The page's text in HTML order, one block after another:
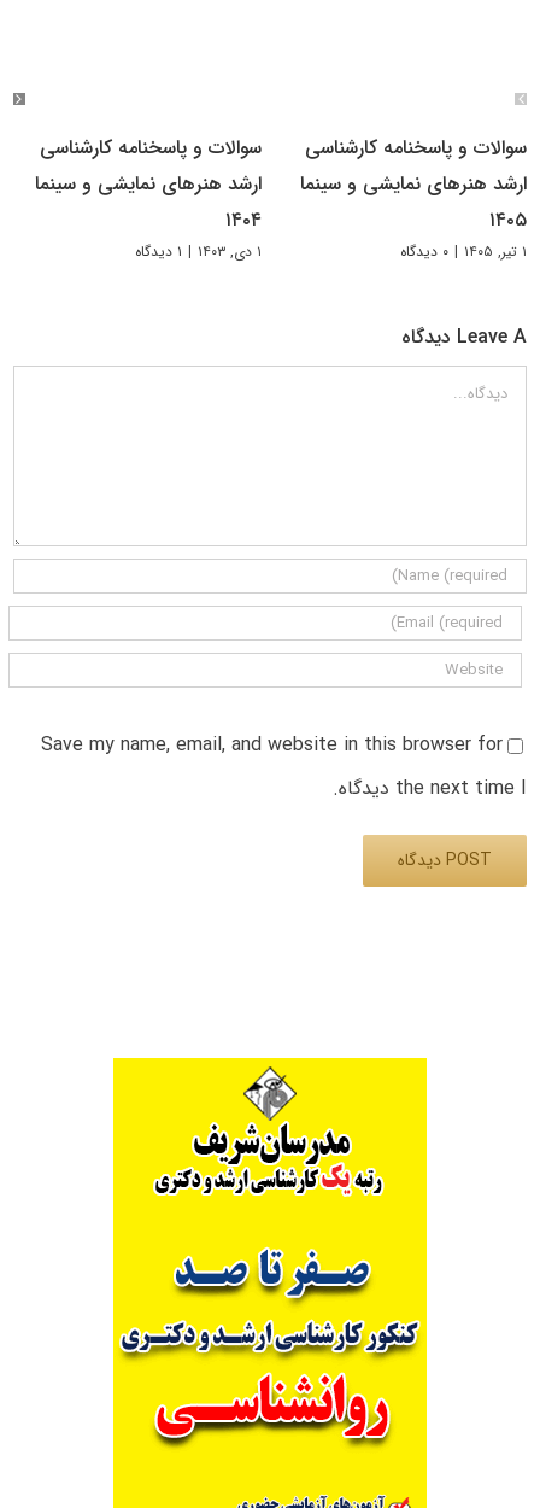
سوالات و پاسخنامه کارشناسی
ارشد هنرهای نمایشی و سینما
۱۴۰۵
۱ تیر, ۱۴۰۵ | ۰ دیدگاه
سوالات و پاسخنامه کارشناسی
ارشد هنرهای نمایشی و سینما
۱۴۰۴
۱ دی, ۱۴۰۳ | ۱ دیدگاه
Leave A دیدگاه
دیدگاه
Save my name, email, and website in this browser for
the next time I دیدگاه.